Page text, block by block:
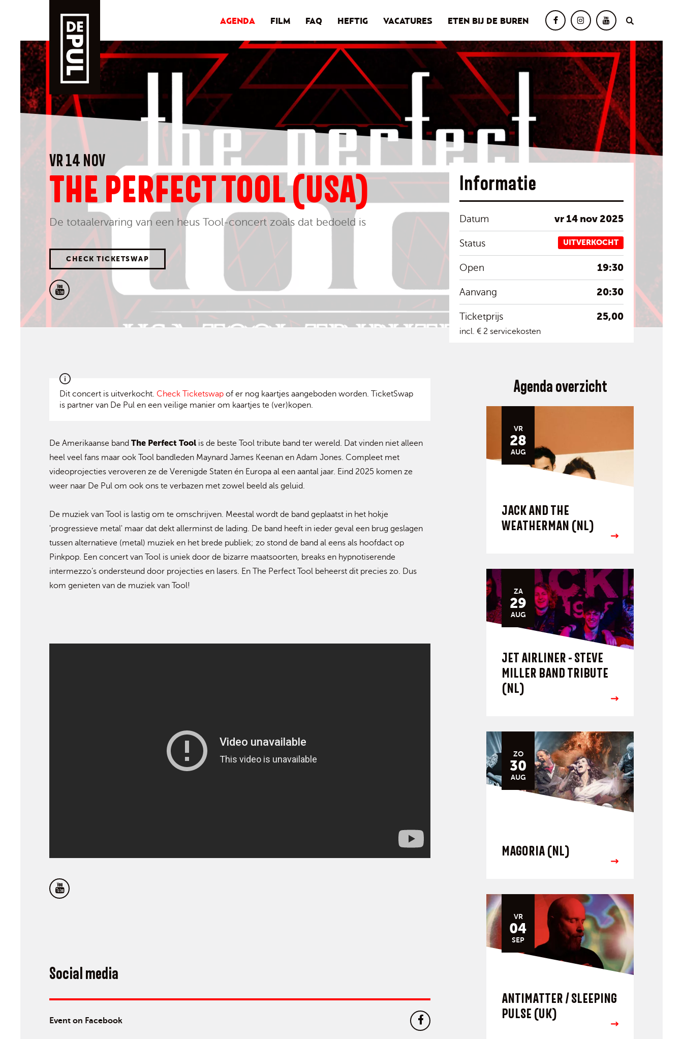
AGENDA FILM FAQ HEFTIG VACATURES ETEN BIJ DE BUREN
VR 14 NOV
THE PERFECT TOOL (USA)
De totaalervaring van een heus Tool-concert zoals dat bedoeld is
CHECK TICKETSWAP
Informatie
Datum vr 14 nov 2025
Status UITVERKOCHT
Open 19:30
Aanvang 20:30
Ticketprijs 25,00
incl. € 2 servicekosten
Dit concert is uitverkocht. Check Ticketswap of er nog kaartjes aangeboden worden. TicketSwap
is partner van De Pul en een veilige manier om kaartjes te (ver)kopen.
De Amerikaanse band The Perfect Tool is de beste Tool tribute band ter wereld. Dat vinden niet alleen
heel veel fans maar ook Tool bandleden Maynard James Keenan en Adam Jones. Compleet met
videoprojecties veroveren ze de Verenigde Staten én Europa al een aantal jaar. Eind 2025 komen ze
weer naar De Pul om ook ons te verbazen met zowel beeld als geluid.
De muziek van Tool is lastig om te omschrijven. Meestal wordt de band geplaatst in het hokje
'progressieve metal' maar dat dekt allerminst de lading. De band heeft in ieder geval een brug geslagen
tussen alternatieve (metal) muziek en het brede publiek; zo stond de band al eens als hoofdact op
Pinkpop. Een concert van Tool is uniek door de bizarre maatsoorten, breaks en hypnotiserende
intermezzo’s ondersteund door projecties en lasers. En The Perfect Tool beheerst dit precies zo. Dus
kom genieten van de muziek van Tool!
Social media
Event on Facebook
Agenda overzicht
VR
28
AUG
JACK AND THE
WEATHERMAN (NL)
ZA
29
AUG
JET AIRLINER - STEVE
MILLER BAND TRIBUTE
(NL)
ZO
30
AUG
MAGORIA (NL)
VR
04
SEP
ANTIMATTER / SLEEPING
PULSE (UK)